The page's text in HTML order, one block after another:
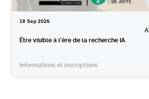
18 Sep 2026
Être visible à l’ère de la recherche IA
Informations et inscriptions